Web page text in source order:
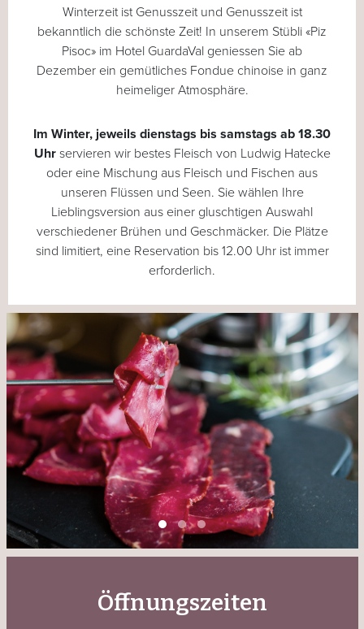
Winterzeit ist Genusszeit und Genusszeit ist
bekanntlich die schönste Zeit! In unserem Stübli «Piz
Pisoc» im Hotel GuardaVal geniessen Sie ab
Dezember ein gemütliches Fondue chinoise in ganz
heimeliger Atmosphäre.
Im Winter, jeweils dienstags bis samstags ab 18.30
Uhr servieren wir bestes Fleisch von Ludwig Hatecke
oder eine Mischung aus Fleisch und Fischen aus
unseren Flüssen und Seen. Sie wählen Ihre
Lieblingsversion aus einer gluschtigen Auswahl
verschiedener Brühen und Geschmäcker. Die Plätze
sind limitiert, eine Reservation bis 12.00 Uhr ist immer
erforderlich.
Öffnungszeiten